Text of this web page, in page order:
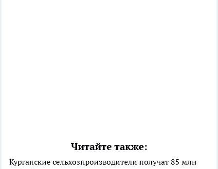
Читайте также:
Курганские сельхозпроизводители получат 85 млн